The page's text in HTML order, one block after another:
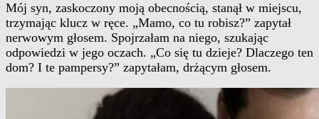
Mój syn, zaskoczony moją obecnością, stanął w miejscu,
trzymając klucz w ręce. „Mamo, co tu robisz?” zapytał
nerwowym głosem. Spojrzałam na niego, szukając
odpowiedzi w jego oczach. „Co się tu dzieje? Dlaczego ten
dom? I te pampersy?” zapytałam, drżącym głosem.